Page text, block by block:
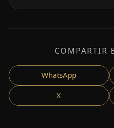
COMPARTIR
WhatsApp
X